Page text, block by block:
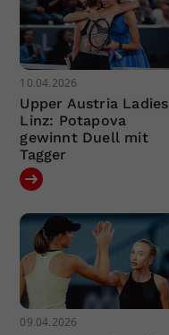
10.04.2026
Upper Austria Ladies
Linz: Potapova
gewinnt Duell mit
Tagger
09.04.2026